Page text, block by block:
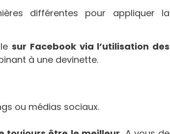
différentes pour appliquer la
sur Facebook via l’utilisation des
à une devinette.
ou médias sociaux.